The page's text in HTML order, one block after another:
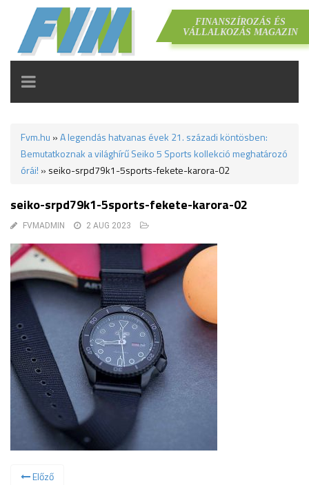
FINANSZÍROZÁS ÉS
VÁLLALKOZÁS MAGAZIN
TOGGLE
NAVIGATION
Fvm.hu »A legendás hatvanas évek 21. századi köntösben:
Bemutatkoznak a világhírű Seiko 5 Sports kollekció meghatározó
órái! » seiko-srpd79k1-5sports-fekete-karora-02
seiko-srpd79k1-5sports-fekete-karora-02
FVMADMIN 2 AUG 2023
Előző